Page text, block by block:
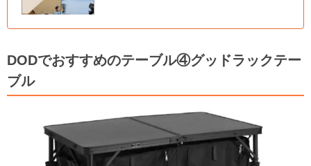
DODでおすすめのテーブル④グッドラックテー
ブル